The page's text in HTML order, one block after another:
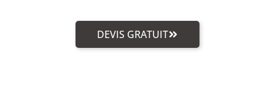
DEVIS GRATUIT